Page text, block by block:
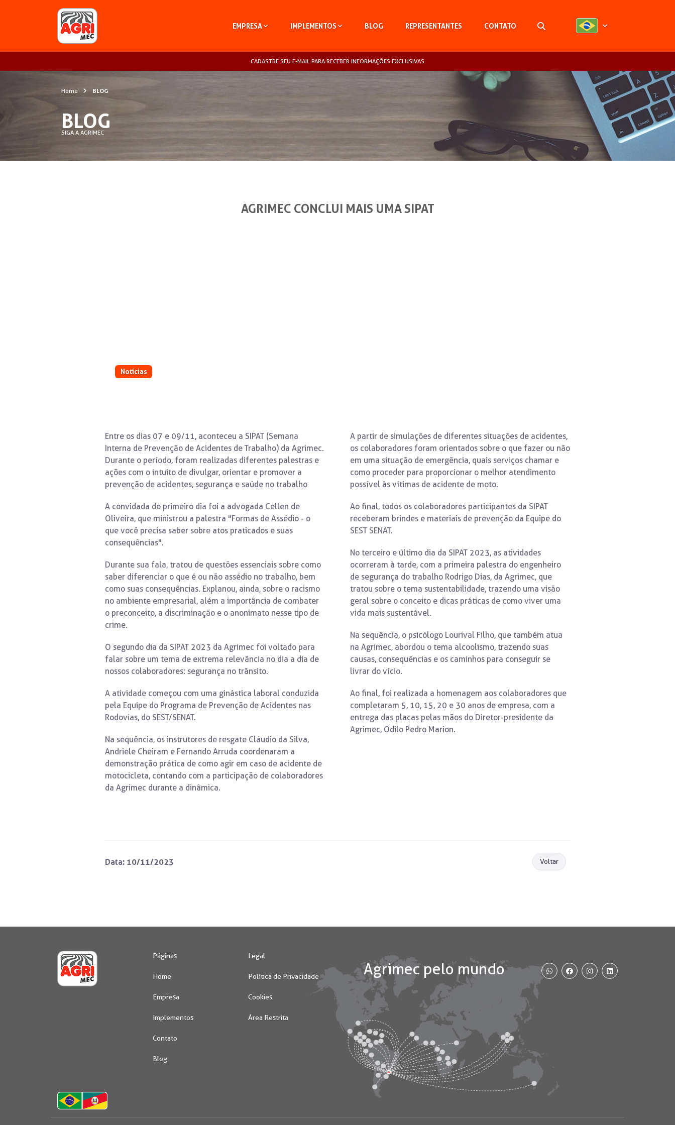
Pesquisar
EMPRESA IMPLEMENTOS BLOG REPRESENTANTES CONTATO
CADASTRE SEU E-MAIL PARA RECEBER INFORMAÇÕES EXCLUSIVAS
Home BLOG
BLOG
SIGA A AGRIMEC
AGRIMEC CONCLUI MAIS UMA SIPAT
Notícias
Entre os dias 07 e 09/11, aconteceu a SIPAT (Semana
Interna de Prevenção de Acidentes de Trabalho) da Agrimec.
Durante o período, foram realizadas diferentes palestras e
ações com o intuito de divulgar, orientar e promover a
prevenção de acidentes, segurança e saúde no trabalho
A convidada do primeiro dia foi a advogada Cellen de
Oliveira, que ministrou a palestra "Formas de Assédio - o
que você precisa saber sobre atos praticados e suas
consequências".
Durante sua fala, tratou de questões essenciais sobre como
saber diferenciar o que é ou não assédio no trabalho, bem
como suas consequências. Explanou, ainda, sobre o racismo
no ambiente empresarial, além a importância de combater
o preconceito, a discriminação e o anonimato nesse tipo de
crime.
O segundo dia da SIPAT 2023 da Agrimec foi voltado para
falar sobre um tema de extrema relevância no dia a dia de
nossos colaboradores: segurança no trânsito.
A atividade começou com uma ginástica laboral conduzida
pela Equipe do Programa de Prevenção de Acidentes nas
Rodovias, do SEST/SENAT.
Na sequência, os instrutores de resgate Cláudio da Silva,
Andriele Cheiram e Fernando Arruda coordenaram a
demonstração prática de como agir em caso de acidente de
motocicleta, contando com a participação de colaboradores
da Agrimec durante a dinâmica.
A partir de simulações de diferentes situações de acidentes,
os colaboradores foram orientados sobre o que fazer ou não
em uma situação de emergência, quais serviços chamar e
como proceder para proporcionar o melhor atendimento
possível às vítimas de acidente de moto.
Ao final, todos os colaboradores participantes da SIPAT
receberam brindes e materiais de prevenção da Equipe do
SEST SENAT.
No terceiro e último dia da SIPAT 2023, as atividades
ocorreram à tarde, com a primeira palestra do engenheiro
de segurança do trabalho Rodrigo Dias, da Agrimec, que
tratou sobre o tema sustentabilidade, trazendo uma visão
geral sobre o conceito e dicas práticas de como viver uma
vida mais sustentável.
Na sequência, o psicólogo Lourival Filho, que também atua
na Agrimec, abordou o tema alcoolismo, trazendo suas
causas, consequências e os caminhos para conseguir se
livrar do vício.
Ao final, foi realizada a homenagem aos colaboradores que
completaram 5, 10, 15, 20 e 30 anos de empresa, com a
entrega das placas pelas mãos do Diretor-presidente da
Agrimec, Odilo Pedro Marion.
Data: 10/11/2023 Voltar
Páginas
Home
Empresa
Implementos
Contato
Blog
Legal
Política de Privacidade
Cookies
Área Restrita
WhatsAppFacebookInstagram